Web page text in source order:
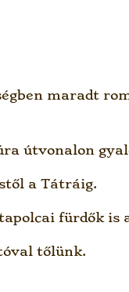
maradt
útvonalon
a Tátráig.
fürdők is
tőlünk.